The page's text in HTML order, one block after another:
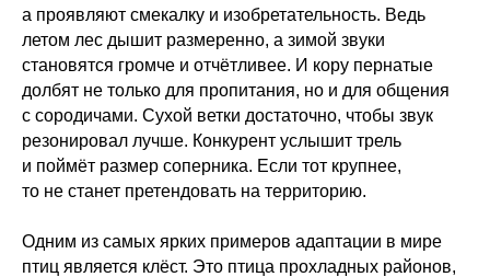
а проявляют смекалку и изобретательность. Ведь
летом лес дышит размеренно, а зимой звуки
становятся громче и отчётливее. И кору пернатые
долбят не только для пропитания, но и для общения
с сородичами. Сухой ветки достаточно, чтобы звук
резонировал лучше. Конкурент услышит трель
и поймёт размер соперника. Если тот крупнее,
то не станет претендовать на территорию.
Одним из самых ярких примеров адаптации в мире
птиц является клёст. Это птица прохладных районов,